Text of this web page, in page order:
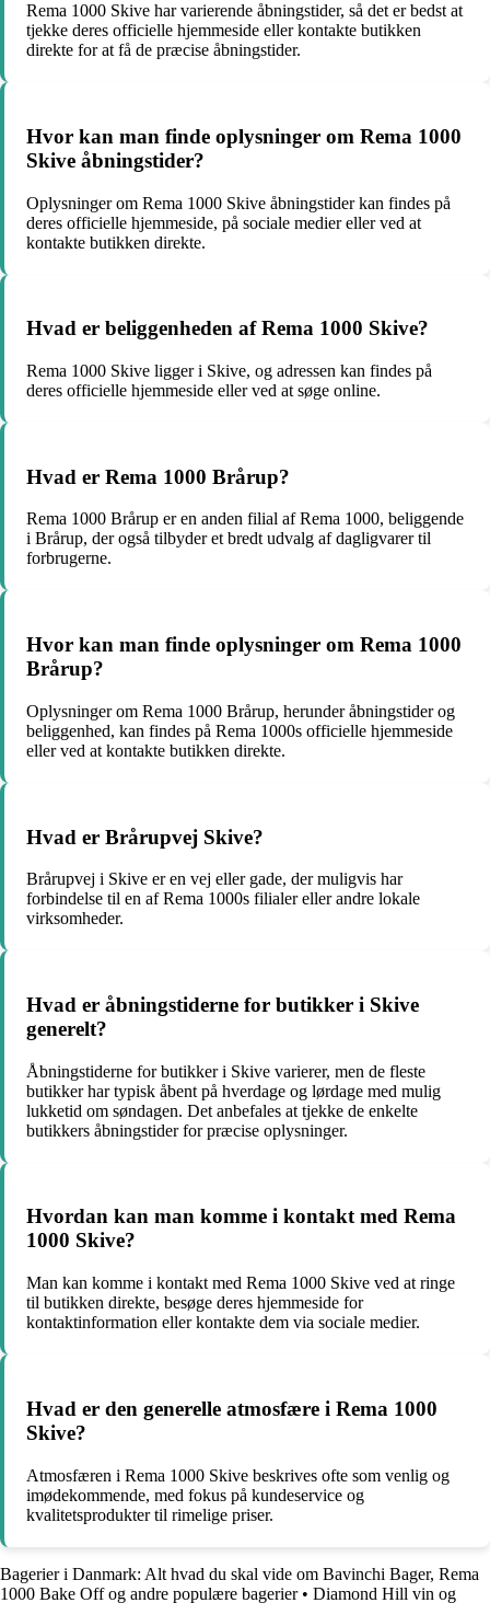
Rema 1000 Skive har varierende åbningstider, så det er bedst at
tjekke deres officielle hjemmeside eller kontakte butikken
direkte for at få de præcise åbningstider.
Hvor kan man finde oplysninger om Rema 1000
Skive åbningstider?
Oplysninger om Rema 1000 Skive åbningstider kan findes på
deres officielle hjemmeside, på sociale medier eller ved at
kontakte butikken direkte.
Hvad er beliggenheden af Rema 1000 Skive?
Rema 1000 Skive ligger i Skive, og adressen kan findes på
deres officielle hjemmeside eller ved at søge online.
Hvad er Rema 1000 Brårup?
Rema 1000 Brårup er en anden filial af Rema 1000, beliggende
i Brårup, der også tilbyder et bredt udvalg af dagligvarer til
forbrugerne.
Hvor kan man finde oplysninger om Rema 1000
Brårup?
Oplysninger om Rema 1000 Brårup, herunder åbningstider og
beliggenhed, kan findes på Rema 1000s officielle hjemmeside
eller ved at kontakte butikken direkte.
Hvad er Brårupvej Skive?
Brårupvej i Skive er en vej eller gade, der muligvis har
forbindelse til en af Rema 1000s filialer eller andre lokale
virksomheder.
Hvad er åbningstiderne for butikker i Skive
generelt?
Åbningstiderne for butikker i Skive varierer, men de fleste
butikker har typisk åbent på hverdage og lørdage med mulig
lukketid om søndagen. Det anbefales at tjekke de enkelte
butikkers åbningstider for præcise oplysninger.
Hvordan kan man komme i kontakt med Rema
1000 Skive?
Man kan komme i kontakt med Rema 1000 Skive ved at ringe
til butikken direkte, besøge deres hjemmeside for
kontaktinformation eller kontakte dem via sociale medier.
Hvad er den generelle atmosfære i Rema 1000
Skive?
Atmosfæren i Rema 1000 Skive beskrives ofte som venlig og
imødekommende, med fokus på kundeservice og
kvalitetsprodukter til rimelige priser.
Bagerier i Danmark: Alt hvad du skal vide om Bavinchi Bager, Rema
1000 Bake Off og andre populære bagerier• Diamond Hill vin og